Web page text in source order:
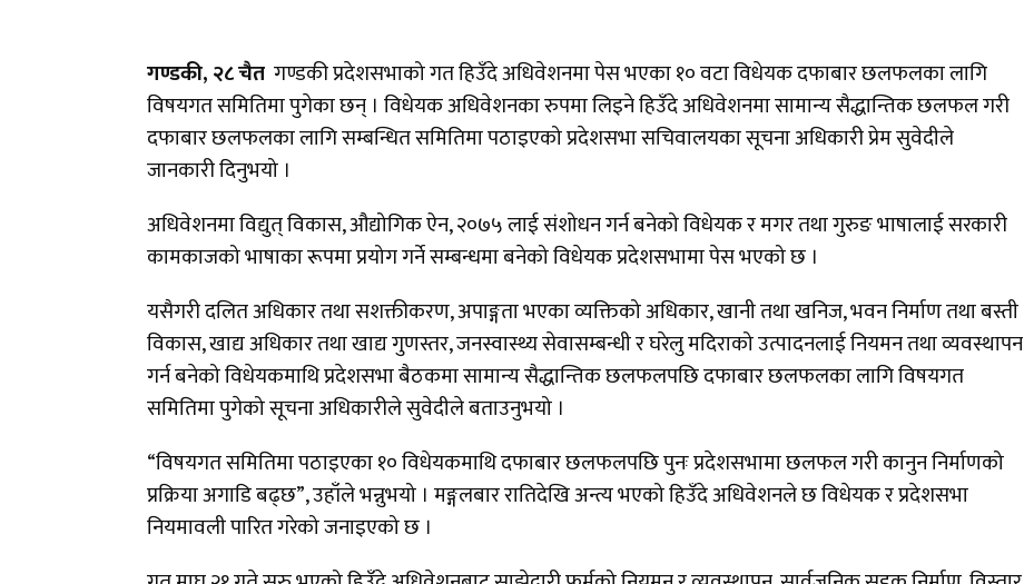
गण्डकी, २८ चैत गण्डकी प्रदेशसभाको गत हिउँदे अधिवेशनमा पेस भएका १० वटा विधेयक दफाबार छलफलका लागि
विषयगत समितिमा पुगेका छन् । विधेयक अधिवेशनका रुपमा लिइने हिउँदे अधिवेशनमा सामान्य सैद्धान्तिक छलफल गरी
दफाबार छलफलका लागि सम्बन्धित समितिमा पठाइएको प्रदेशसभा सचिवालयका सूचना अधिकारी प्रेम सुवेदीले
जानकारी दिनुभयो ।
अधिवेशनमा विद्युत् विकास, औद्योगिक ऐन, २०७५ लाई संशोधन गर्न बनेको विधेयक र मगर तथा गुरुङ भाषालाई सरकारी
कामकाजको भाषाका रूपमा प्रयोग गर्ने सम्बन्धमा बनेको विधेयक प्रदेशसभामा पेस भएको छ ।
यसैगरी दलित अधिकार तथा सशक्तीकरण, अपाङ्गता भएका व्यक्तिको अधिकार, खानी तथा खनिज, भवन निर्माण तथा बस्ती
विकास, खाद्य अधिकार तथा खाद्य गुणस्तर, जनस्वास्थ्य सेवासम्बन्धी र घरेलु मदिराको उत्पादनलाई नियमन तथा व्यवस्थापन
गर्न बनेको विधेयकमाथि प्रदेशसभा बैठकमा सामान्य सैद्धान्तिक छलफलपछि दफाबार छलफलका लागि विषयगत
समितिमा पुगेको सूचना अधिकारीले सुवेदीले बताउनुभयो ।
“विषयगत समितिमा पठाइएका १० विधेयकमाथि दफाबार छलफलपछि पुनः प्रदेशसभामा छलफल गरी कानुन निर्माणको
प्रक्रिया अगाडि बढ्छ”, उहाँले भन्नुभयो । मङ्गलबार रातिदेखि अन्त्य भएको हिउँदे अधिवेशनले छ विधेयक र प्रदेशसभा
नियमावली पारित गरेको जनाइएको छ ।